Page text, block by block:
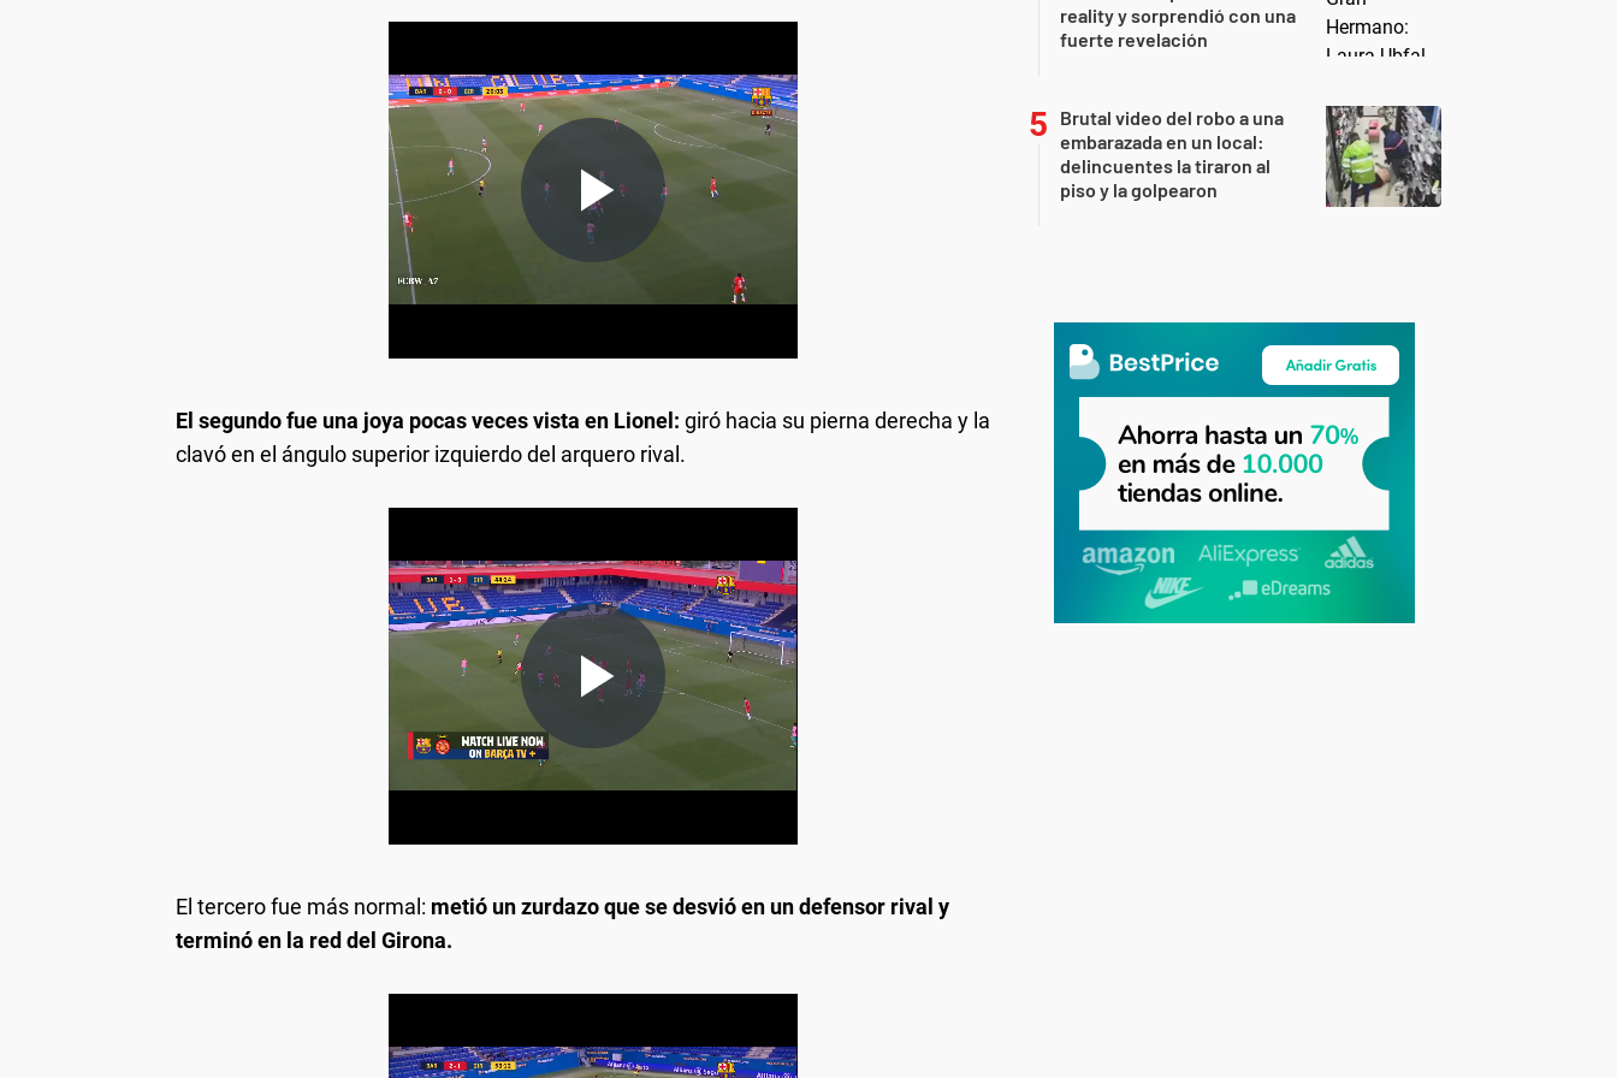
El segundo fue una joya pocas veces vista en Lionel: giró hacia su pierna derecha y la
clavó en el ángulo superior izquierdo del arquero rival.
El tercero fue más normal: metió un zurdazo que se desvió en un defensor rival y
terminó en la red del Girona.
reality y sorprendió con una
fuerte revelación
Brutal video del robo a una
embarazada en un local:
delincuentes la tiraron al
piso y la golpearon